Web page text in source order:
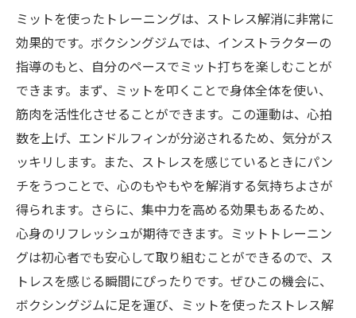
運動不足解消にも最適！あなたのミットストー
リーを始めよう
ミットを使ったストレス解消法：生活に取り入
れるメリット
ミットを使ったトレーニングは、ストレス解消に非常に
効果的です。ボクシングジムでは、インストラクターの
指導のもと、自分のペースでミット打ちを楽しむことが
できます。まず、ミットを叩くことで身体全体を使い、
筋肉を活性化させることができます。この運動は、心拍
数を上げ、エンドルフィンが分泌されるため、気分がス
ッキリします。また、ストレスを感じているときにパン
チをうつことで、心のもやもやを解消する気持ちよさが
得られます。さらに、集中力を高める効果もあるため、
心身のリフレッシュが期待できます。ミットトレーニン
グは初心者でも安心して取り組むことができるので、ス
トレスを感じる瞬間にぴったりです。ぜひこの機会に、
ボクシングジムに足を運び、ミットを使ったストレス解